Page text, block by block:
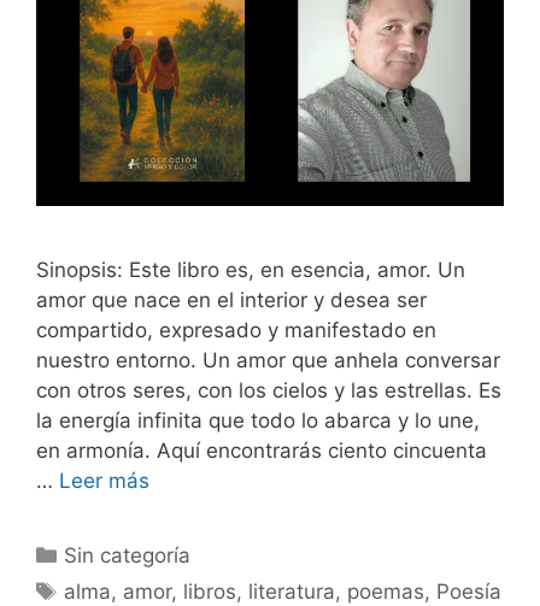
Sinopsis: Este libro es, en esencia, amor. Un
amor que nace en el interior y desea ser
compartido, expresado y manifestado en
nuestro entorno. Un amor que anhela conversar
con otros seres, con los cielos y las estrellas. Es
la energía infinita que todo lo abarca y lo une,
en armonía. Aquí encontrarás ciento cincuenta
… Leer más
Sin categoría
alma, amor, libros, literatura, poemas, Poesía